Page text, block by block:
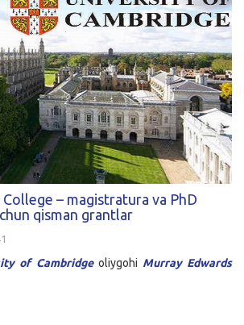
– magistratura va PhD
qisman grantlar
of Cambridgeoliygohi Murray Edwards